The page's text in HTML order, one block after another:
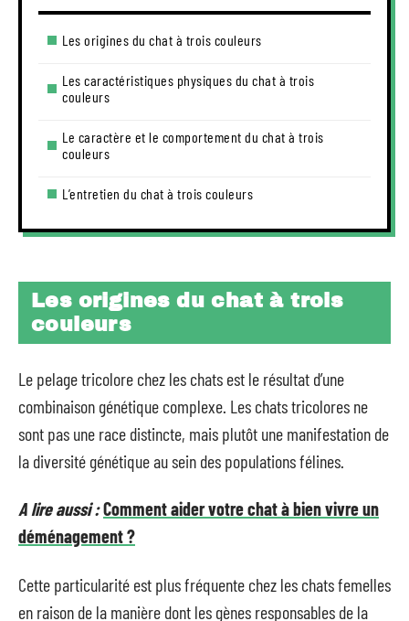
Les origines du chat à trois couleurs
Les caractéristiques physiques du chat à trois
couleurs
Le caractère et le comportement du chat à trois
couleurs
L’entretien du chat à trois couleurs
Les origines du chat à trois
couleurs
Le pelage tricolore chez les chats est le résultat d’une
combinaison génétique complexe. Les chats tricolores ne
sont pas une race distincte, mais plutôt une manifestation de
la diversité génétique au sein des populations félines.
A lire aussi :Comment aider votre chat à bien vivre un
déménagement ?
Cette particularité est plus fréquente chez les chats femelles
en raison de la manière dont les gènes responsables de la